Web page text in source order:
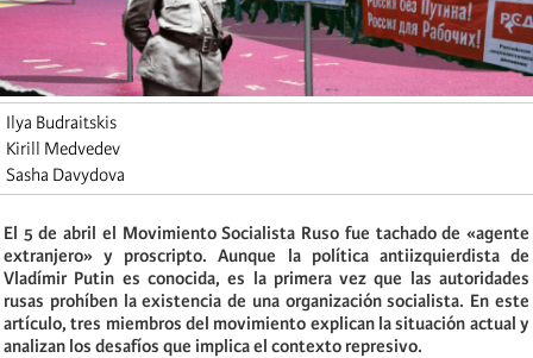
Ilya Budraitskis
Kirill Medvedev
Sasha Davydova
El 5 de abril el Movimiento Socialista Ruso fue tachado de «agente
extranjero» y proscripto. Aunque la política antiizquierdista de
Vladímir Putin es conocida, es la primera vez que las autoridades
rusas prohíben la existencia de una organización socialista. En este
artículo, tres miembros del movimiento explican la situación actual y
analizan los desafíos que implica el contexto represivo.